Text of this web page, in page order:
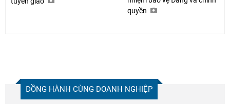
quyền
ĐỒNG HÀNH CÙNG DOANH NGHIỆP